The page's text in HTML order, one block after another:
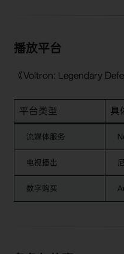
播放平台
《Voltron: Legendary
平台类型 具
流媒体服务
电视播出
数字购买